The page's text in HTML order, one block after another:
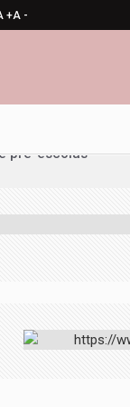
+A -